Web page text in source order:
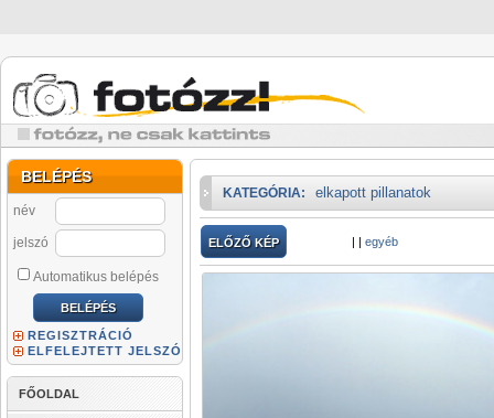
BELÉPÉS
név
jelszó
Automatikus belépés
REGISZTRÁCIÓ
ELFELEJTETT JELSZÓ
FŐOLDAL
KATEGÓRIA: elkapott pillanatok
ELŐZŐ KÉP | | egyéb